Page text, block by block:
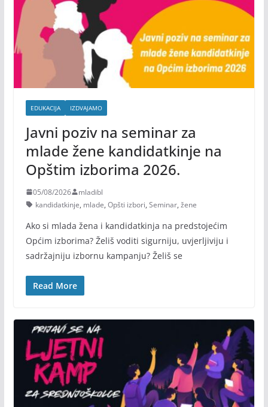
EDUKACIJA IZDVAJAMO
Javni poziv na seminar za
mlade žene kandidatkinje na
Opštim izborima 2026.
05/08/2026
mladibl
kandidatkinje, mlade, Opšti izbori, Seminar, žene
Ako si mlada žena i kandidatkinja na predstojećim
Općim izborima? Želiš voditi sigurniju, uvjerljiviju i
sadržajniju izbornu kampanju? Želiš se
Read More